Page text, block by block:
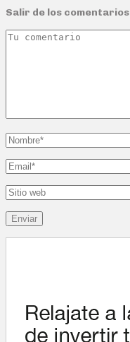
Salir de los comentarios